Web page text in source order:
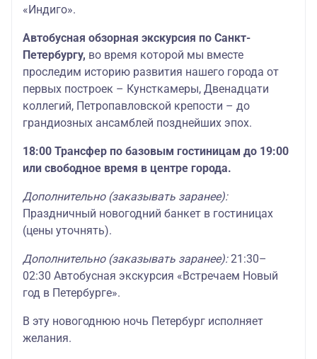
«Индиго».
Автобусная обзорная экскурсия по Санкт-
Петербургу, во время которой мы вместе
проследим историю развития нашего города от
первых построек – Кунсткамеры, Двенадцати
коллегий, Петропавловской крепости – до
грандиозных ансамблей позднейших эпох.
18:00 Трансфер по базовым гостиницам до 19:00
или свободное время в центре города.
Дополнительно (заказывать заранее):
Праздничный новогодний банкет в гостиницах
(цены уточнять).
Дополнительно (заказывать заранее):21:30–
02:30 Автобусная экскурсия «Встречаем Новый
год в Петербурге».
В эту новогоднюю ночь Петербург исполняет
желания.